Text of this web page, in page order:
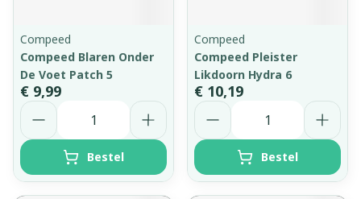
Compeed
Compeed Blaren Onder
De Voet Patch 5
€ 9,99
Aantal
Bestel
Compeed
Compeed Pleister
Likdoorn Hydra 6
€ 10,19
Aantal
Bestel